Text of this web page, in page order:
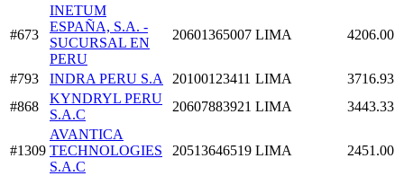
#673
INETUM
ESPAÑA, S.A. -
SUCURSAL EN
PERU
20601365007 LIMA 4206.00
#793 INDRA PERU S.A 20100123411 LIMA
3716.93
#868
KYNDRYL PERU
S.A.C
20607883921 LIMA 3443.33
#1309
AVANTICA
TECHNOLOGIES
S.A.C
20513646519 LIMA 2451.00